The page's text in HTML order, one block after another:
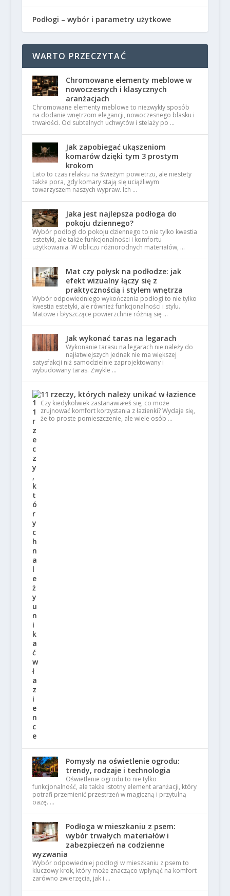
Podłogi – wybór i parametry użytkowe
WARTO PRZECZYTAĆ
Chromowane elementy meblowe w
nowoczesnych i klasycznych
aranżacjach
Chromowane elementy meblowe to niezwykły sposób
na dodanie wnętrzom elegancji, nowoczesnego blasku i
trwałości. Od subtelnych uchwytów i stelaży po …
Jak zapobiegać ukąszeniom
komarów dzięki tym 3 prostym
krokom
Lato to czas relaksu na świeżym powietrzu, ale niestety
także pora, gdy komary stają się uciążliwym
towarzyszem naszych wypraw. Ich …
Jaka jest najlepsza podłoga do
pokoju dziennego?
Wybór podłogi do pokoju dziennego to nie tylko kwestia
estetyki, ale także funkcjonalności i komfortu
użytkowania. W obliczu różnorodnych materiałów, …
Mat czy połysk na podłodze: jak
efekt wizualny łączy się z
praktycznością i stylem wnętrza
Wybór odpowiedniego wykończenia podłogi to nie tylko
kwestia estetyki, ale również funkcjonalności i stylu.
Matowe i błyszczące powierzchnie różnią się …
Jak wykonać taras na legarach
Wykonanie tarasu na legarach nie należy do
najłatwiejszych jednak nie ma większej
satysfakcji niż samodzielnie zaprojektowany i
wybudowany taras. Zwykle …
11 rzeczy, których należy unikać w łazience
Czy kiedykolwiek zastanawiałeś się, co może
zrujnować komfort korzystania z łazienki? Wydaje się,
że to proste pomieszczenie, ale wiele osób …
Pomysły na oświetlenie ogrodu:
trendy, rodzaje i technologia
Oświetlenie ogrodu to nie tylko
funkcjonalność, ale także istotny element aranżacji, który
potrafi przemienić przestrzeń w magiczną i przytulną
oazę. …
Podłoga w mieszkaniu z psem:
wybór trwałych materiałów i
zabezpieczeń na codzienne
wyzwania
Wybór odpowiedniej podłogi w mieszkaniu z psem to
kluczowy krok, który może znacząco wpłynąć na komfort
zarówno zwierzęcia, jak i …